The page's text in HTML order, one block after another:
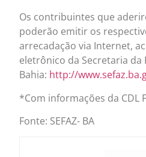
Os contribuintes que
poderão emitir os
arrecadação via Internet,
eletrônico da Secretaria da
Bahia: http://
*Com informações da CDL
Fonte: SEFAZ- BA